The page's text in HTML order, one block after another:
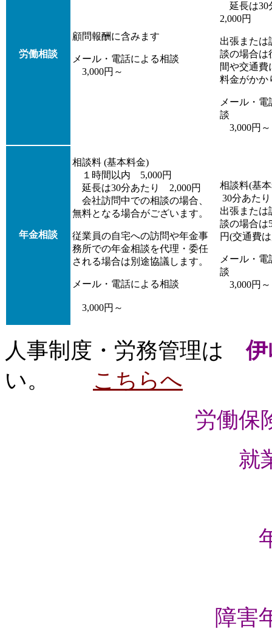
労働相談
顧問報酬に含みます
メール・電話による相談
3,000円～
延長は
2,000円
出張または
談の場合は
間や交通費
料金がかか
メール・
談
3,000円～
年金相談
相談料 (基本料金)
１時間以内 5,000円
延長は30分あたり 2,000円
会社訪問中での相談の場合、
無料となる場合がございます。
従業員の自宅への訪問や年金事
務所での年金相談を代理・委任
される場合は別途協議します。
メール・電話による相談
3,000円～
相談料(基
30分あた
出張または
談の場合は
円(交通費
メール・
談
3,000円～
人事制度・労務管理は
い。 こちらへ
労働
就
障害